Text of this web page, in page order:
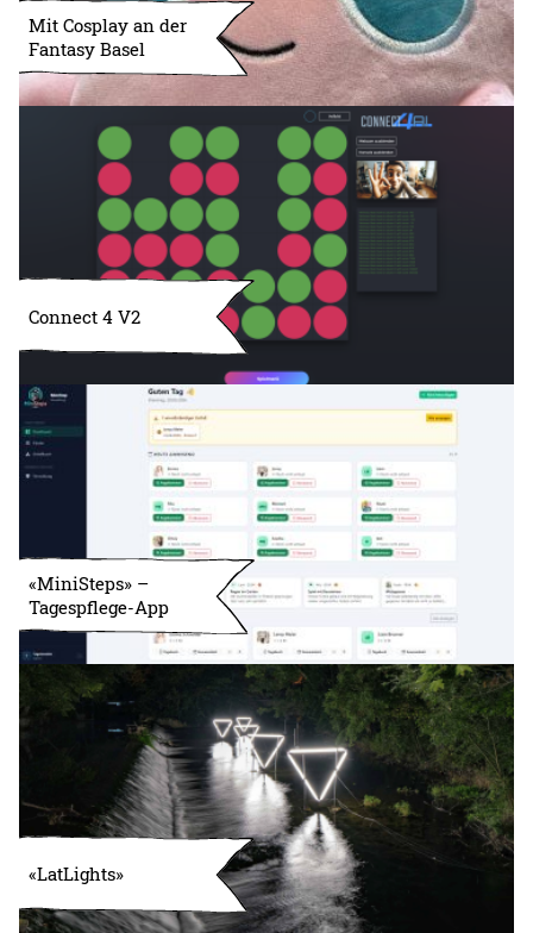
Mit Cosplay an der
Fantasy Basel
Connect 4 V2
«MiniSteps» –
Tagespflege-App
«LatLights»